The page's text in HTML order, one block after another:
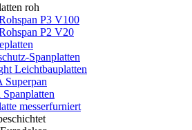
roh
P3 V100
P2 V20
Spanplatten
Leichtbauplatten
Superpan
Spanplatten
messerfurniert